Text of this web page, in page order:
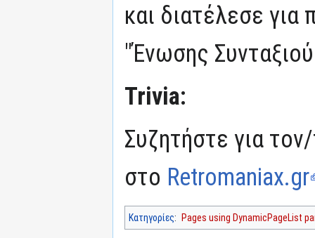
και διατέλεσε
"Ένωσης
Trivia:
Συζητήστε για
στο Retromaniax.gr
Κατηγορίες: Pages using DynamicPageList